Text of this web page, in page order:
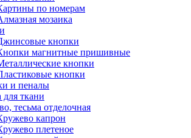
по номерам
мозаика
кнопки
магнитные пришивные
кнопки
кнопки
и пеналы
для ткани
тесьма отделочная
капрон
плетеное